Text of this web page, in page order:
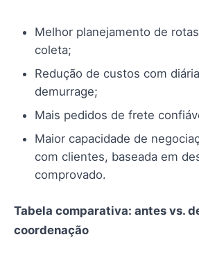
Melhor planejamento de
coleta;
Redução de custos com
demurrage;
Mais pedidos de frete
Maior capacidade de
com clientes, baseada em
comprovado.
Tabela comparativa: antes vs.
coordenação